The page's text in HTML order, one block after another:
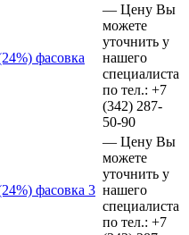
фасовка
— Цену Вы
можете
уточнить у
нашего
специалиста
по тел.: +7
(342) 287-
50-90
фасовка 3
— Цену Вы
можете
уточнить у
нашего
специалиста
по тел.: +7